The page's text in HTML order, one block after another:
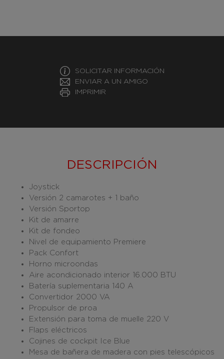
SOLICITAR INFORMACIÓN
ENVIAR A UN AMIGO
IMPRIMIR
DESCRIPCIÓN
Joystick
Versión 2 camarotes + 1 baño
Versión Sportop
Kit de amarre
Kit de fondeo
Nivel de equipamiento Premiere
Pack Confort
Horno microondas
Aire acondicionado interior 16.000 BTU
Batería suplementaria 140 A
Convertidor 2000 VA
Propulsor de proa
Extensión para toma de muelle 220 V
Flaps eléctricos
Cojines de cockpit Ice Blue
Mesa de bañera de madera con pies telescópicos